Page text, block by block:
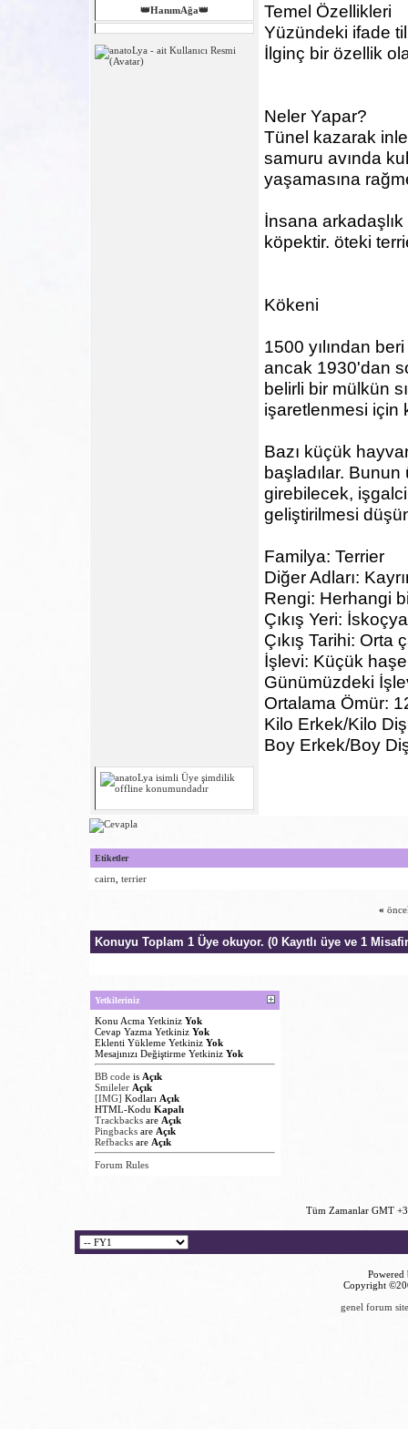
👑HanımAğa👑
Temel Özellikleri
Yüzündeki ifade
İlginç bir özellik
Neler Yapar?
Tünel kazarak
samuru avında
yaşamasına
İnsana
köpektir. öteki
Kökeni
1500 yılından
ancak 1930'dan
belirli bir mülkün
işaretlenmesi için
Bazı küçük
başladılar. Bunun
girebilecek,
geliştirilmesi
Familya: Terrier
Diğer Adları:
Rengi: Herhangi
Çıkış Yeri: İskoçya
Çıkış Tarihi: Orta
İşlevi: Küçük
Günümüzdeki
Ortalama Ömür:
Kilo Erkek/Kilo
Boy Erkek/Boy
Etiketler
cairn terrier
«
Konuyu Toplam 1 Üye okuyor. (0 Kayıtlı üye ve 1
Yetkileriniz
Konu Acma Yetkiniz Yok
Cevap Yazma Yetkiniz Yok
Eklenti Yükleme Yetkiniz Yok
Mesajınızı Değiştirme Yetkiniz Yok
BB code is Açık
Smileler Açık
[IMG] Kodları Açık
HTML-Kodu Kapalı
Trackbacks are Açık
Pingbacks are Açık
Refbacks are Açık
Forum Rules
Tüm Zamanlar GMT
Copyright
genel forum